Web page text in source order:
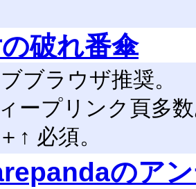
破れ番傘
ブラウザ推奨。
ープリンク頁多
↑ 必須。
のア